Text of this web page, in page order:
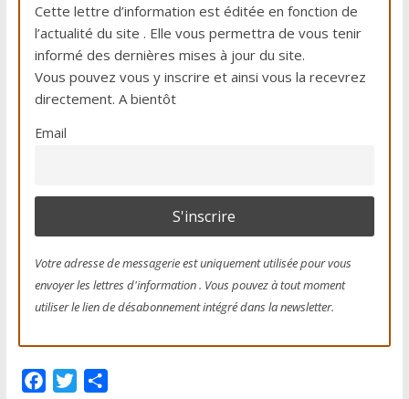
Cette lettre d’information est éditée en fonction de
l’actualité du site . Elle vous permettra de vous tenir
informé des dernières mises à jour du site.
Vous pouvez vous y inscrire et ainsi vous la recevrez
directement. A bientôt
Email
Votre adresse de messagerie est uniquement utilisée pour vous
envoyer les lettres d'information . Vous pouvez à tout moment
utiliser le lien de désabonnement intégré dans la newsletter.